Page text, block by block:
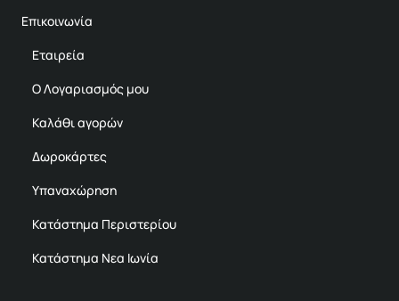
Επικοινωνία
Εταιρεία
Ο Λογαριασμός μου
Καλάθι αγορών
Δωροκάρτες
Υπαναχώρηση
Κατάστημα Περιστερίου
Κατάστημα Νεα Ιωνία